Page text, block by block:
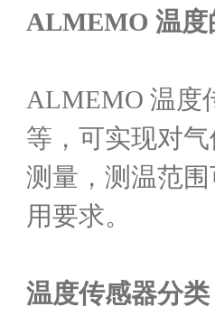
ALMEMO 温度
ALMEMO 温度
等，可实现对
测量，测温范
用要求。
温度传感器分